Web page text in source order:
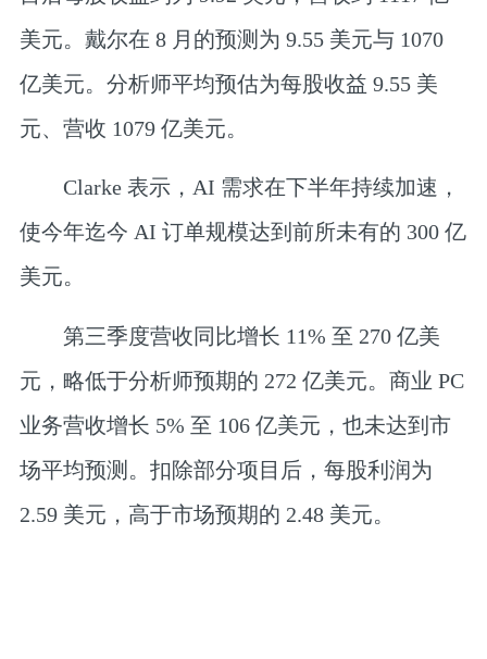
美元。戴尔在 8 月的预测为 9.55 美元与 1070
亿美元。分析师平均预估为每股收益 9.55 美
元、营收 1079 亿美元。
Clarke 表示，AI 需求在下半年持续加速，
使今年迄今 AI 订单规模达到前所未有的 300 亿
美元。
第三季度营收同比增长 11% 至 270 亿美
元，略低于分析师预期的 272 亿美元。商业 PC
业务营收增长 5% 至 106 亿美元，也未达到市
场平均预测。扣除部分项目后，每股利润为
2.59 美元，高于市场预期的 2.48 美元。